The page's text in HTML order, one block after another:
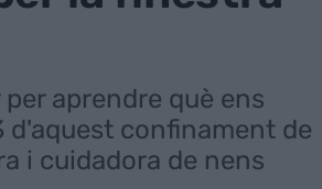
aprendre què ens
d'aquest confinament de
i cuidadora de nens